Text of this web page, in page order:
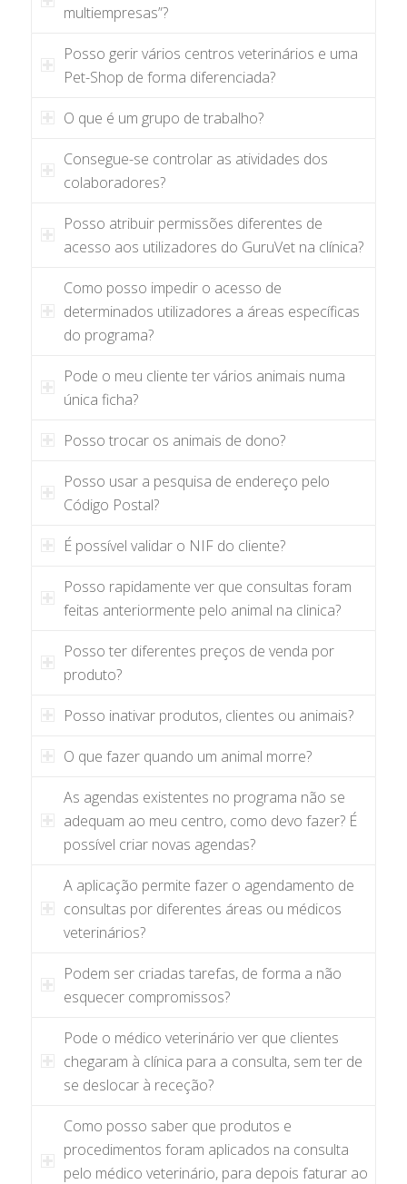
multiempresas”?
Posso gerir vários centros veterinários e uma
Pet-Shop de forma diferenciada?
O que é um grupo de trabalho?
Consegue-se controlar as atividades dos
colaboradores?
Posso atribuir permissões diferentes de
acesso aos utilizadores do GuruVet na clínica?
Como posso impedir o acesso de
determinados utilizadores a áreas específicas
do programa?
Pode o meu cliente ter vários animais numa
única ficha?
Posso trocar os animais de dono?
Posso usar a pesquisa de endereço pelo
Código Postal?
É possível validar o NIF do cliente?
Posso rapidamente ver que consultas foram
feitas anteriormente pelo animal na clinica?
Posso ter diferentes preços de venda por
produto?
Posso inativar produtos, clientes ou animais?
O que fazer quando um animal morre?
As agendas existentes no programa não se
adequam ao meu centro, como devo fazer? É
possível criar novas agendas?
A aplicação permite fazer o agendamento de
consultas por diferentes áreas ou médicos
veterinários?
Podem ser criadas tarefas, de forma a não
esquecer compromissos?
Pode o médico veterinário ver que clientes
chegaram à clínica para a consulta, sem ter de
se deslocar à receção?
Como posso saber que produtos e
procedimentos foram aplicados na consulta
pelo médico veterinário, para depois faturar ao